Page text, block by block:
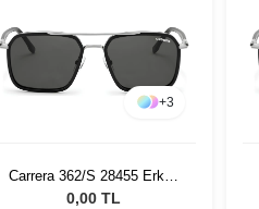
+3
Carrera 362/S 28455 Erkek
Güneş Gözlüğü
0,00 TL